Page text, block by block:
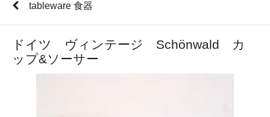
tableware 食器
ドイツ ヴィンテージ Schönwald カ
ップ&ソーサー